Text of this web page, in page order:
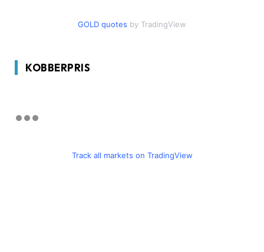
GOLD quotes by TradingView
KOBBERPRIS
Track all markets on TradingView